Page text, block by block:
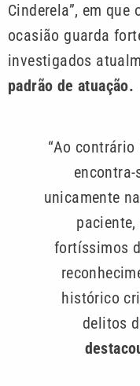
Cinderela”, em
ocasião guarda
investigados
padrão de atuação.
“Ao
unicamente
fortíssimos
histórico
delitos